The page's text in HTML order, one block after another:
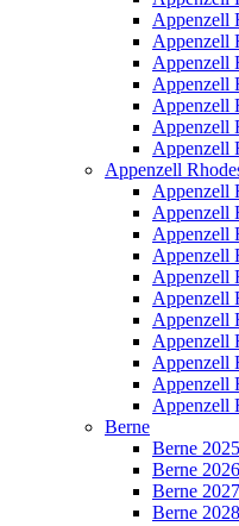
Appenzell
Appenzell
Appenzell
Appenzell
Appenzell
Appenzell
Appenzell
Appenzell
Appenzell
Appenzell
Appenzell
Appenzell
Appenzell
Appenzell
Appenzell
Appenzell
Appenzell
Appenzell
Appenzell
Berne
Berne 2025
Berne 2026
Berne 2027
Berne 2028